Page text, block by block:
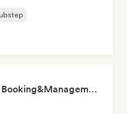
MAKE A DREAM, Booking&Management